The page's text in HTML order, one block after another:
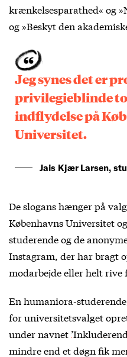
krænkelsesparathed« og
og »Beskyt den
Jeg synes det er
privilegieblinde
indflydelse på
Universitet.
Jais Kjær Larsen,
De slogans hænger på
Københavns Universitet
studerende og de
Instagram, der har bragt
modarbejde eller helt rive
En humaniora-
for universitetsvalget
under navnet
mindre end et døgn fik